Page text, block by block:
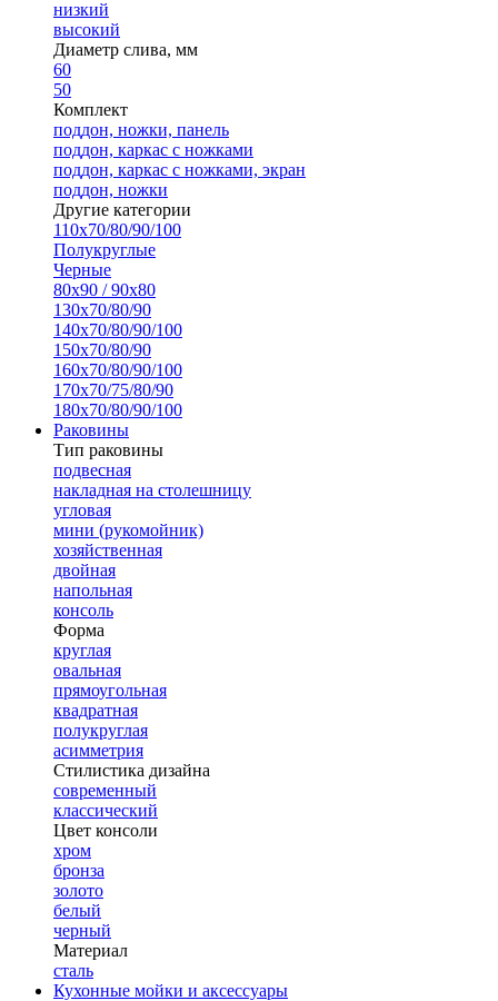
низкий
высокий
Диаметр слива, мм
60
50
Комплект
поддон, ножки, панель
поддон, каркас с ножками
поддон, каркас с ножками, экран
поддон, ножки
Другие категории
110х70/80/90/100
Полукруглые
Черные
80х90 / 90х80
130х70/80/90
140х70/80/90/100
150х70/80/90
160х70/80/90/100
170х70/75/80/90
180х70/80/90/100
Раковины
Тип раковины
подвесная
накладная на столешницу
угловая
мини (рукомойник)
хозяйственная
двойная
напольная
консоль
Форма
круглая
овальная
прямоугольная
квадратная
полукруглая
асимметрия
Стилистика дизайна
современный
классический
Цвет консоли
хром
бронза
золото
белый
черный
Материал
сталь
Кухонные мойки и аксессуары